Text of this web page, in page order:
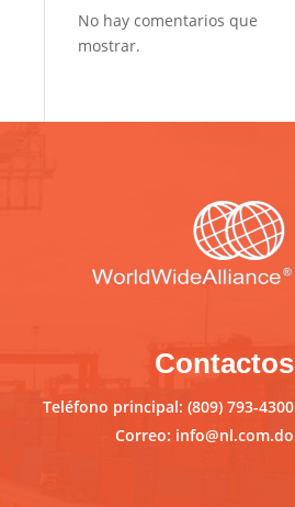
No hay comentarios que
mostrar.
Contactos
Teléfono principal: (809) 793-4300
Correo: info@nl.com.do